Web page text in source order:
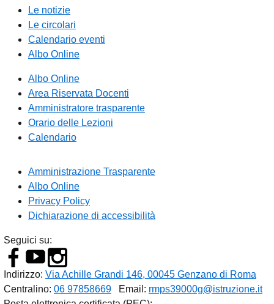
Le notizie
Le circolari
Calendario eventi
Albo Online
Albo Online
Area Riservata Docenti
Amministratore trasparente
Orario delle Lezioni
Calendario
Amministrazione Trasparente
Albo Online
Privacy Policy
Dichiarazione di accessibilità
Seguici su:
Indirizzo: Via Achille Grandi 146, 00045 Genzano di Roma
Centralino: 06 97858669 Email: rmps39000g@istruzione.it